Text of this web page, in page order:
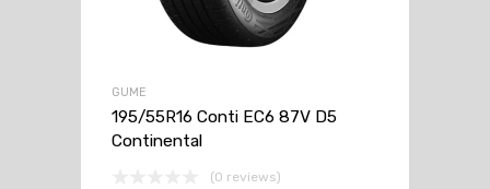
GUME
195/55R16 Conti EC6 87V D5
Continental
(0 reviews)